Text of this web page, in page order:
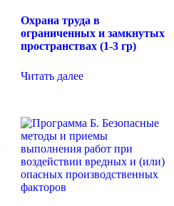
Охрана труда в
ограниченных и замкнутых
пространствах (1-3 гр)
Читать далее